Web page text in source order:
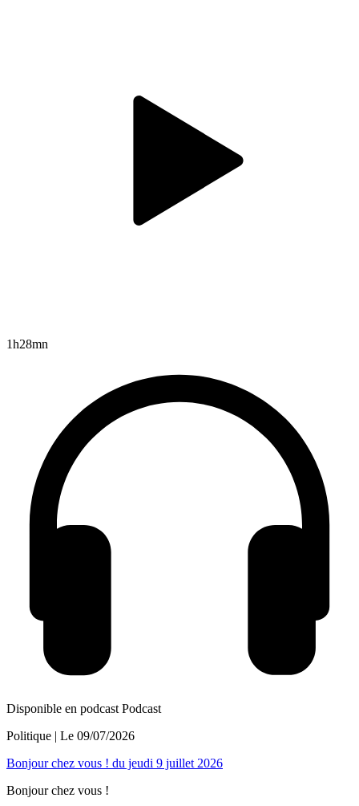
1h28mn
Disponible en podcast Podcast
Politique | Le 09/07/2026
Bonjour chez vous ! du jeudi 9 juillet 2026
Bonjour chez vous !